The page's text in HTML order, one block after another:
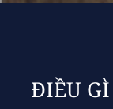
ĐIỀU GÌ